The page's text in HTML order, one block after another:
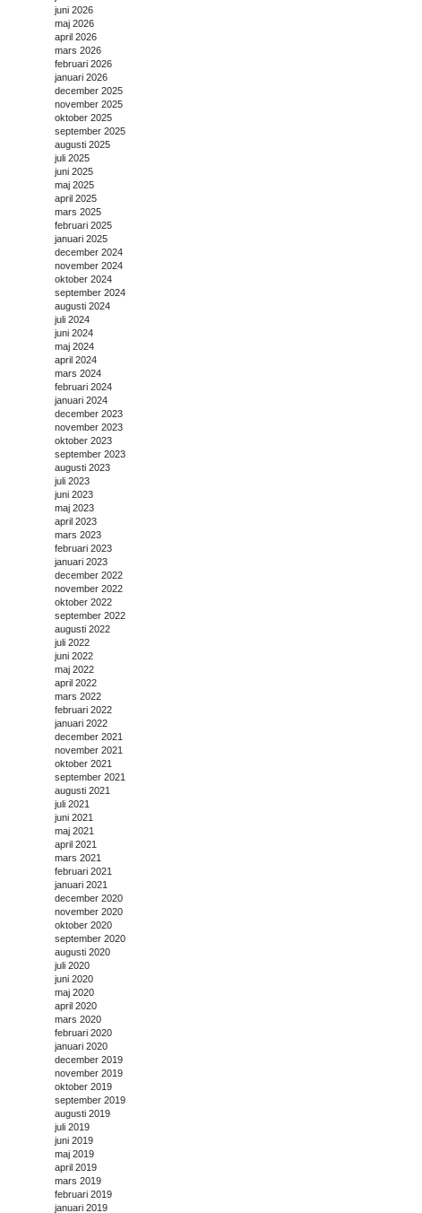
juni 2026
maj 2026
april 2026
mars 2026
februari 2026
januari 2026
december 2025
november 2025
oktober 2025
september 2025
augusti 2025
juli 2025
juni 2025
maj 2025
april 2025
mars 2025
februari 2025
januari 2025
december 2024
november 2024
oktober 2024
september 2024
augusti 2024
juli 2024
juni 2024
maj 2024
april 2024
mars 2024
februari 2024
januari 2024
december 2023
november 2023
oktober 2023
september 2023
augusti 2023
juli 2023
juni 2023
maj 2023
april 2023
mars 2023
februari 2023
januari 2023
december 2022
november 2022
oktober 2022
september 2022
augusti 2022
juli 2022
juni 2022
maj 2022
april 2022
mars 2022
februari 2022
januari 2022
december 2021
november 2021
oktober 2021
september 2021
augusti 2021
juli 2021
juni 2021
maj 2021
april 2021
mars 2021
februari 2021
januari 2021
december 2020
november 2020
oktober 2020
september 2020
augusti 2020
juli 2020
juni 2020
maj 2020
april 2020
mars 2020
februari 2020
januari 2020
december 2019
november 2019
oktober 2019
september 2019
augusti 2019
juli 2019
juni 2019
maj 2019
april 2019
mars 2019
februari 2019
januari 2019